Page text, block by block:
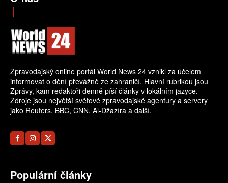
Zpravodajský online portál World News 24 vznikl za účelem
informovat o dění převážně ze zahraničí. Hlavní rubrikou jsou
Zprávy, kam redaktoři denně píší články v lokálním jazyce.
Zdroje jsou největší světové zpravodajské agentury a servery
jako Reuters, BBC, CNN, Al-Džazíra a další.
Populární články